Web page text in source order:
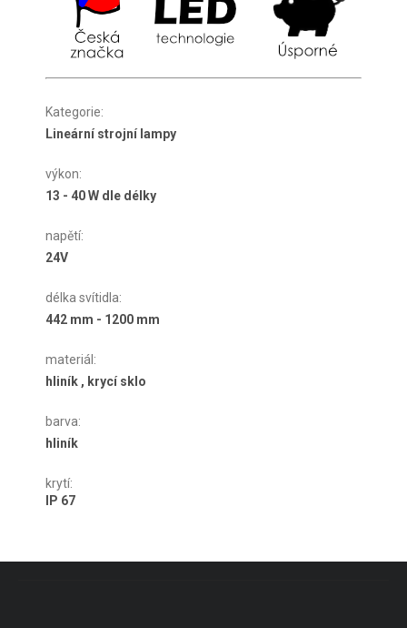
Kategorie:
Lineární strojní lampy
výkon:
13 - 40 W dle délky
napětí:
24V
délka svítidla:
442 mm - 1200 mm
materiál :
hliník , krycí sklo
barva:
hliník
krytí:
IP 67